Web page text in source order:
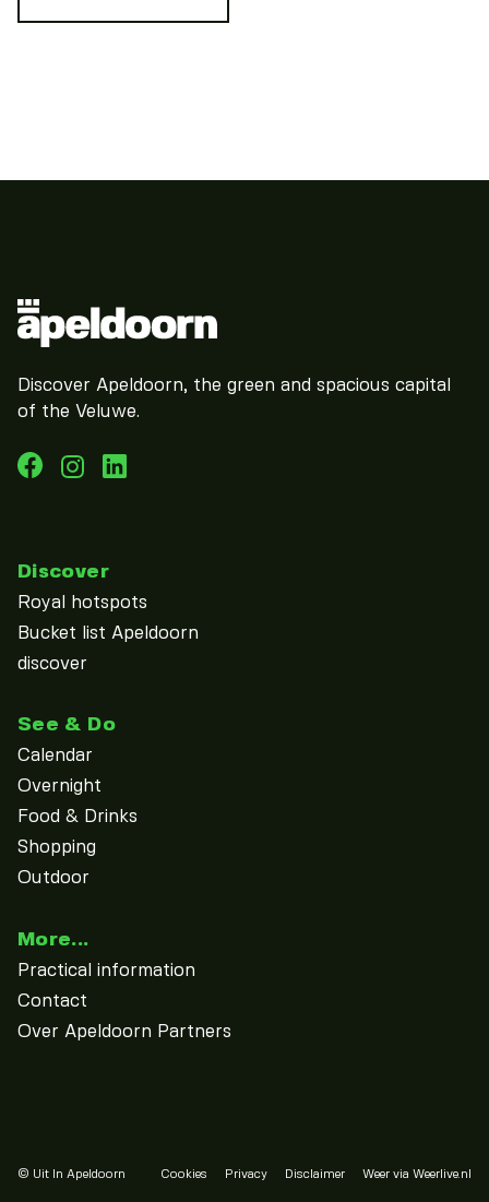
Discover Apeldoorn, the green and spacious capital
of the Veluwe.
Discover
Royal hotspots
Bucket list Apeldoorn
discover
See & Do
Calendar
Overnight
Food & Drinks
Shopping
Outdoor
More...
Practical information
Contact
Over Apeldoorn Partners
© Uit In Apeldoorn Cookies Privacy Disclaimer Weer via Weerlive.nl